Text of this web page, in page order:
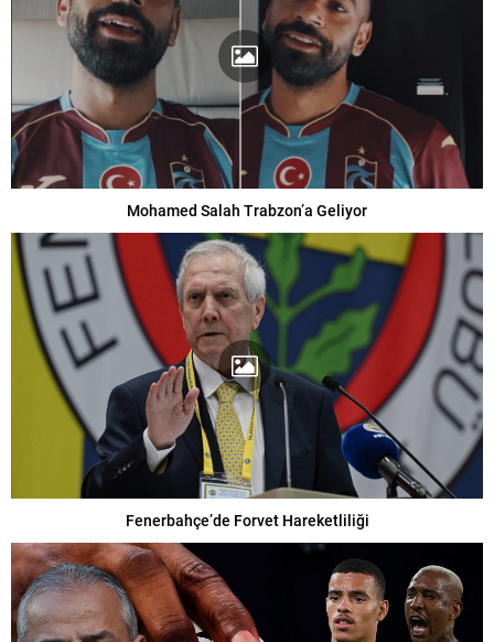
Mohamed Salah Trabzon’a Geliyor
Fenerbahçe’de Forvet Hareketliliği